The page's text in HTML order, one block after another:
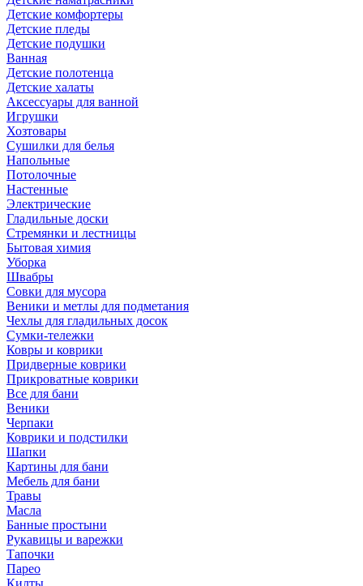
Детские комфортеры
Детские пледы
Детские подушки
Ванная
Детские полотенца
Детские халаты
Аксессуары для ванной
Игрушки
Хозтовары
Сушилки для белья
Напольные
Потолочные
Настенные
Электрические
Гладильные доски
Стремянки и лестницы
Бытовая химия
Уборка
Швабры
Совки для мусора
Веники и метлы для подметания
Чехлы для гладильных досок
Сумки-тележки
Ковры и коврики
Придверные коврики
Прикроватные коврики
Все для бани
Веники
Черпаки
Коврики и подстилки
Шапки
Картины для бани
Мебель для бани
Травы
Масла
Банные простыни
Рукавицы и варежки
Тапочки
Парео
Килты